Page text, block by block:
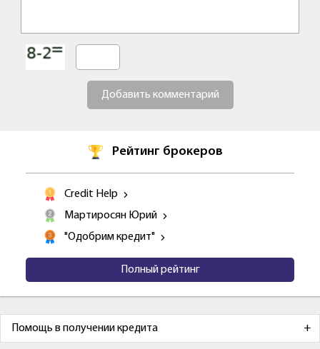
Добавить комментарий
Рейтинг брокеров
Credit Help
Мартиросян Юрий
"Одобрим кредит"
Полный рейтинг
Помощь в получении кредита